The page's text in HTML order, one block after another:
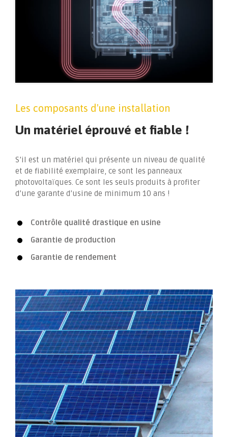
Les composants d'une installation
Un matériel éprouvé et fiable !
S’il est un matériel qui présente un niveau de qualité
et de fiabilité exemplaire, ce sont les panneaux
photovoltaïques. Ce sont les seuls produits à profiter
d’une garante d’usine de minimum 10 ans !
Contrôle qualité drastique en usine
Garantie de production
Garantie de rendement